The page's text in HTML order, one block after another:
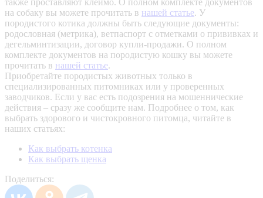
также проставляют клеймо. О полном комплекте документов
на собаку вы можете прочитать в нашей статье. У
породистого котика должны быть следующие документы:
родословная (метрика), ветпаспорт с отметками о прививках и
дегельминтизации, договор купли-продажи. О полном
комплекте документов на породистую кошку вы можете
прочитать в нашей статье.
Приобретайте породистых животных только в
специализированных питомниках или у проверенных
заводчиков. Если у вас есть подозрения на мошеннические
действия – сразу же сообщите нам. Подробнее о том, как
выбрать здорового и чистокровного питомца, читайте в
наших статьях:
Как выбрать котенка
Как выбрать щенка
Поделиться: